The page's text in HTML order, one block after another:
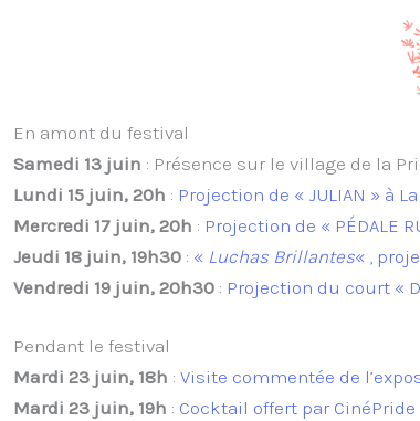
En amont du festival
Samedi 13 juin : Présence sur le village de la
Lundi 15 juin, 20h : Projection de « JULIAN » à
Mercredi 17 juin, 20h : Projection de « PÉDALE
Jeudi 18 juin, 19h30 : « Luchas Brillantes« ,
Vendredi 19 juin, 20h30 : Projection du court «
Pendant le festival
Mardi 23 juin, 18h : Visite commentée de
Mardi 23 juin, 19h : Cocktail offert par CinéPride